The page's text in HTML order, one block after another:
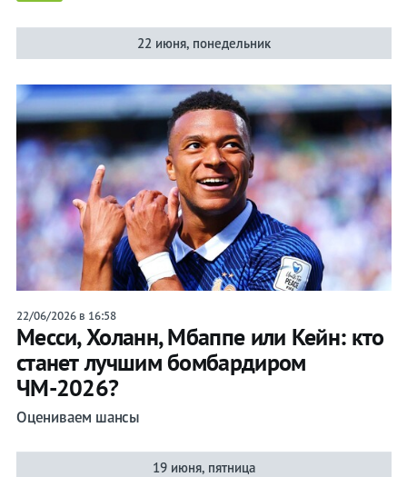
22 июня, понедельник
22/06/2026 в 16:58
Месси, Холанн, Мбаппе или Кейн: кто
станет лучшим бомбардиром
ЧМ-2026?
Оцениваем шансы
19 июня, пятница